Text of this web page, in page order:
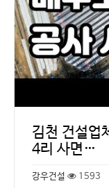
김천 건설업
4리 사면…
강우건설 1593